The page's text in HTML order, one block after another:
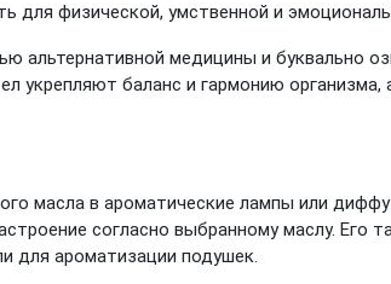
для физической, умственной и
альтернативной медицины и буквально
баланс и гармонию
масла в ароматические лампы или
согласно выбранному маслу.
для ароматизации подушек.